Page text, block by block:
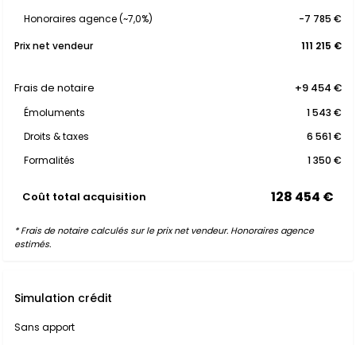
Honoraires agence (~7,0%)
-7 785 €
Prix net vendeur
111 215 €
Frais de notaire +9 454 €
Émoluments
1 543 €
Droits & taxes
6 561 €
Formalités
1 350 €
Coût total acquisition 128 454 €
* Frais de notaire calculés sur le prix net vendeur. Honoraires agence
estimés.
Simulation crédit
Sans apport